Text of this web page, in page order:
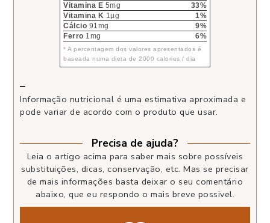
Vitamina E 5mg
33%
Vitamina K 1µg
1%
Cálcio 91mg
9%
Ferro 1mg 6%
* A percentagem dos valores apresentados é
baseada numa dieta de 2000 calories / dia
–
Informação nutricional é uma estimativa aproximada e
pode variar de acordo com o produto que usar.
Precisa de ajuda?
Leia o artigo acima para saber mais sobre possíveis
substituições, dicas, conservação, etc. Mas se precisar
de mais informações basta deixar o seu comentário
abaixo, que eu respondo o mais breve possivel.